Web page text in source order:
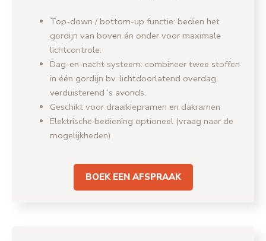
Top-down / bottom-up functie: bedien het
gordijn van boven én onder voor maximale
lichtcontrole.
Dag-en-nacht systeem: combineer twee stoffen
in één gordijn bv. lichtdoorlatend overdag,
verduisterend ’s avonds.
Geschikt voor draaikiepramen en dakramen
Elektrische bediening optioneel (vraag naar de
mogelijkheden)
BOEK EEN AFSPRAAK